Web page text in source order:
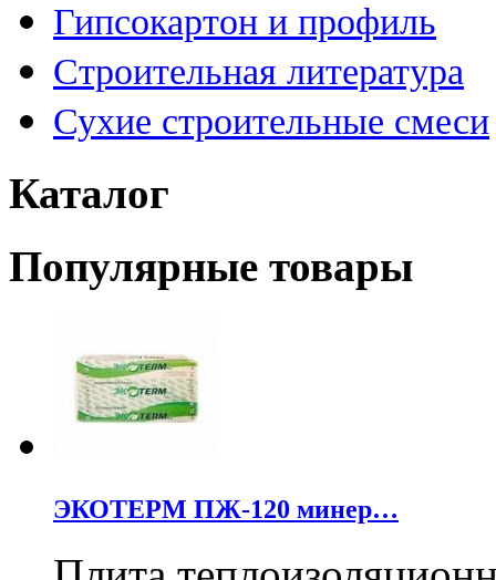
Гипсокартон и профиль
Строительная литература
Сухие строительные смеси
Каталог
Популярные товары
ЭКОТЕРМ ПЖ-120 минер…